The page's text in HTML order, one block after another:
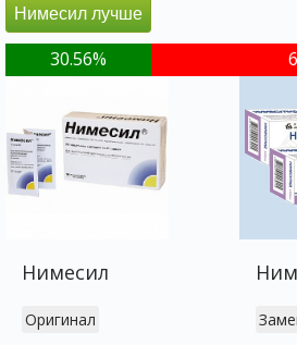
Нимесил лучше
30.56%
Нимесил
Оригинал